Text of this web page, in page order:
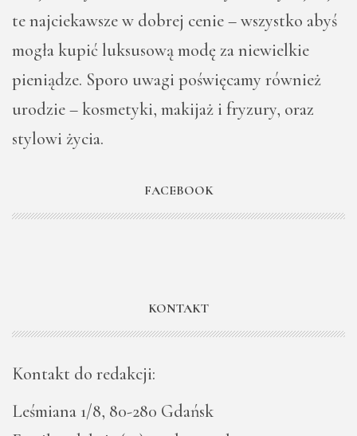
te najciekawsze w dobrej cenie – wszystko abyś
mogła kupić luksusową modę za niewielkie
pieniądze. Sporo uwagi poświęcamy również
urodzie – kosmetyki, makijaż i fryzury, oraz
stylowi życia.
FACEBOOK
KONTAKT
Kontakt do redakcji:
Leśmiana 1/8, 80-280 Gdańsk